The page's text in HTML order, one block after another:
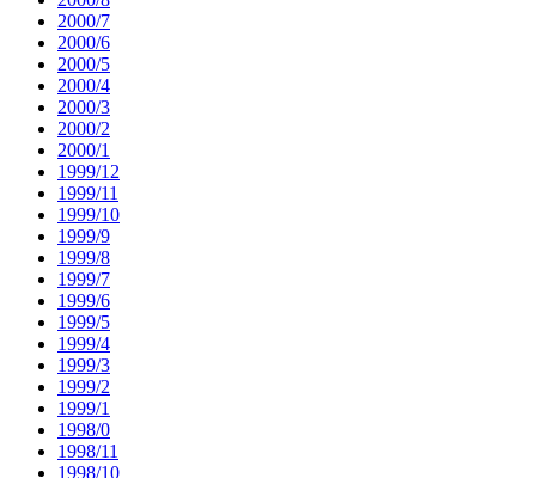
2000/7
2000/6
2000/5
2000/4
2000/3
2000/2
2000/1
1999/12
1999/11
1999/10
1999/9
1999/8
1999/7
1999/6
1999/5
1999/4
1999/3
1999/2
1999/1
1998/0
1998/11
1998/10